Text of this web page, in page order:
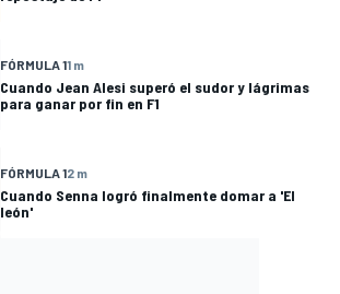
FÓRMULA 11 m
Cuando Jean Alesi superó el sudor y lágrimas
para ganar por fin en F1
FÓRMULA 12 m
Cuando Senna logró finalmente domar a 'El
león'